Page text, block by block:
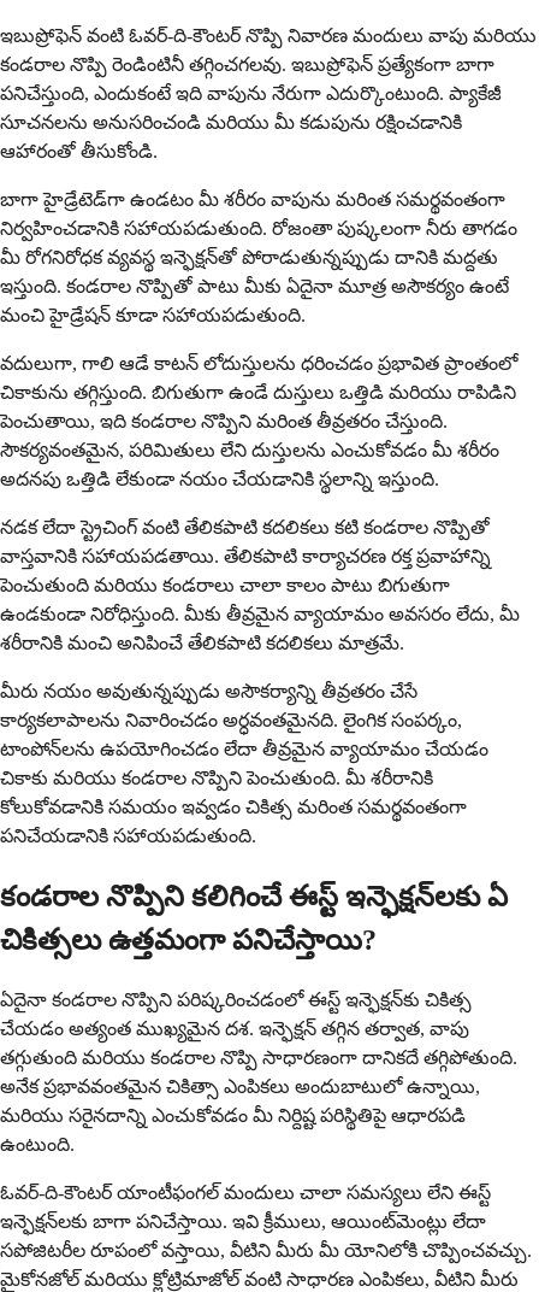
ఇబుప్రోఫెన్ వంటి ఓవర్-ది-కౌంటర్ నొప్పి నివారణ మందులు వాపు మరియు
కండరాల నొప్పి రెండింటినీ తగ్గించగలవు. ఇబుప్రోఫెన్ ప్రత్యేకంగా బాగా
పనిచేస్తుంది, ఎందుకంటే ఇది వాపును నేరుగా ఎదుర్కొంటుంది. ప్యాకేజీ
సూచనలను అనుసరించండి మరియు మీ కడుపును రక్షించడానికి
ఆహారంతో తీసుకోండి.
బాగా హైడ్రేటెడ్‌గా ఉండటం మీ శరీరం వాపును మరింత సమర్థవంతంగా
నిర్వహించడానికి సహాయపడుతుంది. రోజంతా పుష్కలంగా నీరు తాగడం
మీ రోగనిరోధక వ్యవస్థ ఇన్ఫెక్షన్‌తో పోరాడుతున్నప్పుడు దానికి మద్దతు
ఇస్తుంది. కండరాల నొప్పితో పాటు మీకు ఏదైనా మూత్ర అసౌకర్యం ఉంటే
మంచి హైడ్రేషన్ కూడా సహాయపడుతుంది.
వదులుగా, గాలి ఆడే కాటన్ లోదుస్తులను ధరించడం ప్రభావిత ప్రాంతంలో
చికాకును తగ్గిస్తుంది. బిగుతుగా ఉండే దుస్తులు ఒత్తిడి మరియు రాపిడిని
పెంచుతాయి, ఇది కండరాల నొప్పిని మరింత తీవ్రతరం చేస్తుంది.
సౌకర్యవంతమైన, పరిమితులు లేని దుస్తులను ఎంచుకోవడం మీ శరీరం
అదనపు ఒత్తిడి లేకుండా నయం చేయడానికి స్థలాన్ని ఇస్తుంది.
నడక లేదా స్ట్రెచింగ్ వంటి తేలికపాటి కదలికలు కటి కండరాల నొప్పితో
వాస్తవానికి సహాయపడతాయి. తేలికపాటి కార్యాచరణ రక్త ప్రవాహాన్ని
పెంచుతుంది మరియు కండరాలు చాలా కాలం పాటు బిగుతుగా
ఉండకుండా నిరోధిస్తుంది. మీకు తీవ్రమైన వ్యాయామం అవసరం లేదు, మీ
శరీరానికి మంచి అనిపించే తేలికపాటి కదలికలు మాత్రమే.
మీరు నయం అవుతున్నప్పుడు అసౌకర్యాన్ని తీవ్రతరం చేసే
కార్యకలాపాలను నివారించడం అర్ధవంతమైనది. లైంగిక సంపర్కం,
టాంపోన్‌లను ఉపయోగించడం లేదా తీవ్రమైన వ్యాయామం చేయడం
చికాకు మరియు కండరాల నొప్పిని పెంచుతుంది. మీ శరీరానికి
కోలుకోవడానికి సమయం ఇవ్వడం చికిత్స మరింత సమర్థవంతంగా
పనిచేయడానికి సహాయపడుతుంది.
కండరాల నొప్పిని కలిగించే ఈస్ట్ ఇన్ఫెక్షన్‌లకు ఏ
చికిత్సలు ఉత్తమంగా పనిచేస్తాయి?
ఏదైనా కండరాల నొప్పిని పరిష్కరించడంలో ఈస్ట్ ఇన్ఫెక్షన్‌కు చికిత్స
చేయడం అత్యంత ముఖ్యమైన దశ. ఇన్ఫెక్షన్ తగ్గిన తర్వాత, వాపు
తగ్గుతుంది మరియు కండరాల నొప్పి సాధారణంగా దానికదే తగ్గిపోతుంది.
అనేక ప్రభావవంతమైన చికిత్సా ఎంపికలు అందుబాటులో ఉన్నాయి,
మరియు సరైనదాన్ని ఎంచుకోవడం మీ నిర్దిష్ట పరిస్థితిపై ఆధారపడి
ఉంటుంది.
ఓవర్-ది-కౌంటర్ యాంటీఫంగల్ మందులు చాలా సమస్యలు లేని ఈస్ట్
ఇన్ఫెక్షన్‌లకు బాగా పనిచేస్తాయి. ఇవి క్రీములు, ఆయింట్‌మెంట్లు లేదా
సపోజిటరీల రూపంలో వస్తాయి, వీటిని మీరు మీ యోనిలోకి చొప్పించవచ్చు.
మైకోనజోల్ మరియు క్లోట్రిమాజోల్ వంటి సాధారణ ఎంపికలు, వీటిని మీరు